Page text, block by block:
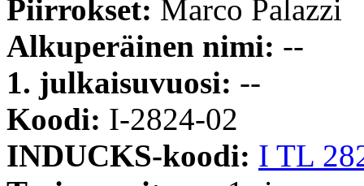
Piirrokset: Marco Palazzi
Alkuperäinen nimi: --
1. julkaisuvuosi: --
Koodi: I-2824-02
INDUCKS-koodi: I TL